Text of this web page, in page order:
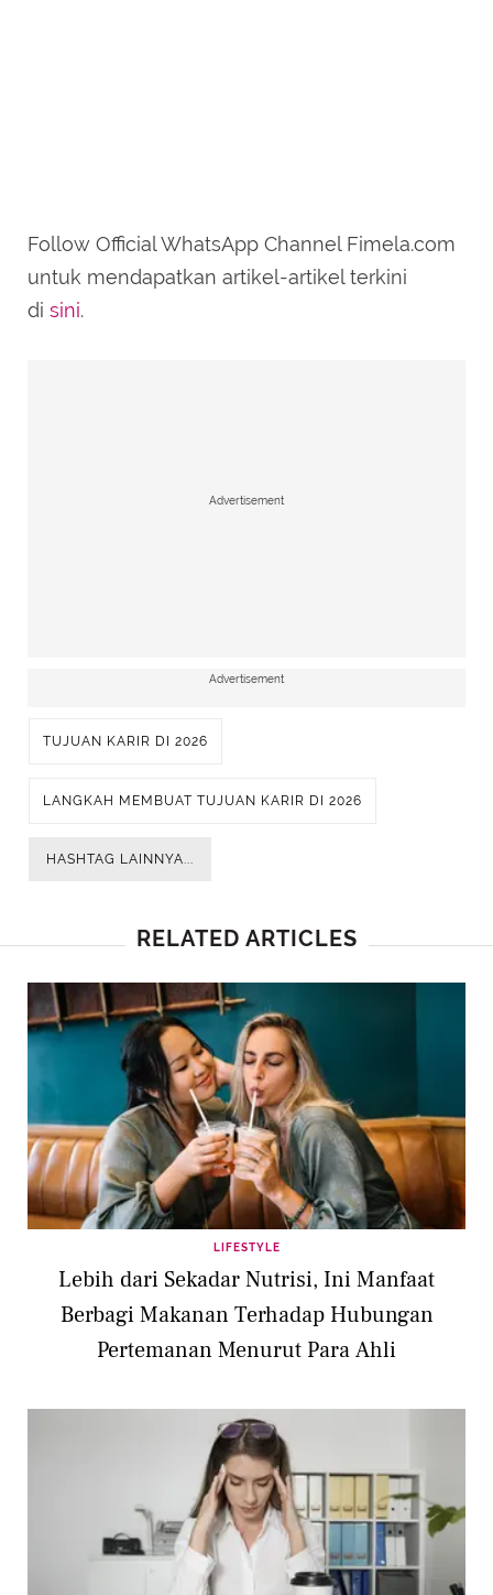
Follow Official WhatsApp Channel Fimela.com
untuk mendapatkan artikel-artikel terkini
di sini.
Advertisement
Advertisement
TUJUAN KARIR DI 2026
LANGKAH MEMBUAT TUJUAN KARIR DI 2026
HASHTAG LAINNYA...
RELATED ARTICLES
LIFESTYLE
Lebih dari Sekadar Nutrisi, Ini Manfaat
Berbagi Makanan Terhadap Hubungan
Pertemanan Menurut Para Ahli